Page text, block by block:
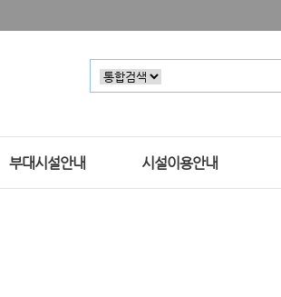
부대시설안내 시설이용안내